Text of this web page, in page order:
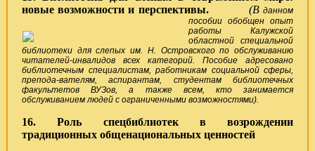
новые возможности и перспективы. (Вданном
пособии обобщен опыт
работы Калужской
областной специальной
библиотеки для слепых им. Н. Островского по обслуживанию
читателей-инвалидов всех категорий. Пособие адресовано
библиотечным специалистам, работникам социальной сферы,
препода-вателям, аспирантам, студентам библиотечных
факультетов ВУЗов, а также всем, кто занимается
обслуживанием людей с ограниченными возможностями).
16. Роль спецбиблиотек в возрождении
традиционных общенациональных ценностей